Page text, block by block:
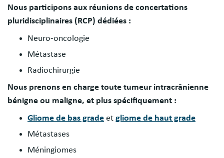
Nous participons aux réunions de concertations
pluridisciplinaires (RCP) dédiées :
Neuro-oncologie
Métastase
Radiochirurgie
Nous prenons en charge toute tumeur intracrânienne
bénigne ou maligne, et plus spécifiquement :
Gliome de bas grade et gliome de haut grade
Métastases
Méningiomes